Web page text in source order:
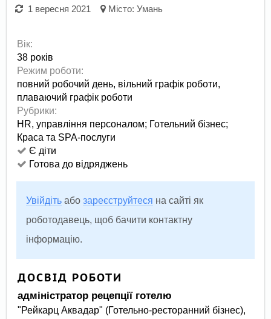
1 вересня 2021 Місто: Умань
Вік:
38 років
Режим роботи:
повний робочий день, вільний графік роботи,
плаваючий графік роботи
Рубрики:
HR, управління персоналом; Готельний бізнес;
Краса та SPA-послуги
Є діти
Готова до відряджень
Увійдіть абозареєструйтеся на сайті як
роботодавець, щоб бачити контактну
інформацію.
ДОСВІД РОБОТИ
адміністратор рецепції готелю
"Рейкарц Аквадар" (Готельно-ресторанний бізнес),